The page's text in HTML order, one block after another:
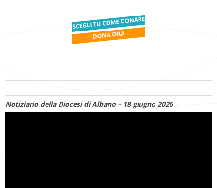
Notiziario della Diocesi di Albano – 18 giugno 2026